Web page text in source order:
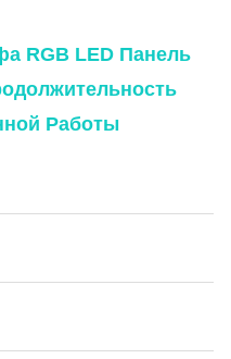
RGB LED Панель
Работы